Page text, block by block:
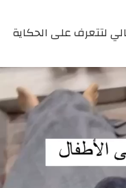
لتتعرف على الحكاية